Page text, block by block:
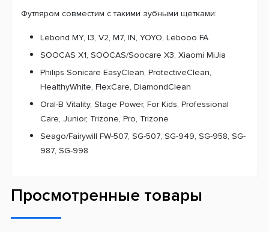
Футляром совместим с такими зубными щетками:
Lebond MY, I3, V2, M7, IN, YOYO, Lebooo FA
SOOCAS X1, SOOCAS/Soocare X3, Xiaomi MiJia
Philips Sonicare EasyClean, ProtectiveClean,
HealthyWhite, FlexCare, DiamondClean
Oral-B Vitality, Stage Power, For Kids, Professional
Care, Junior, Trizone, Pro, Trizone
Seago/Fairywill FW-507, SG-507, SG-949, SG-958, SG-
987, SG-998
Просмотренные товары